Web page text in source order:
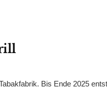
Bis Ende 2025